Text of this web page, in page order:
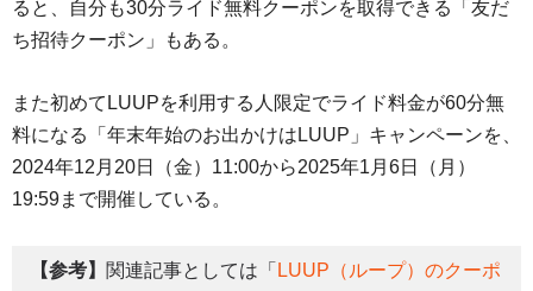
ると、自分も30分ライド無料クーポンを取得できる「友だ
ち招待クーポン」もある。
また初めてLUUPを利用する人限定でライド料金が60分無
料になる「年末年始のお出かけはLUUP」キャンペーンを、
2024年12月20日（金）11:00から2025年1月6日（月）
19:59まで開催している。
【参考】 関連記事としては「 LUUP（ループ）のクーポ